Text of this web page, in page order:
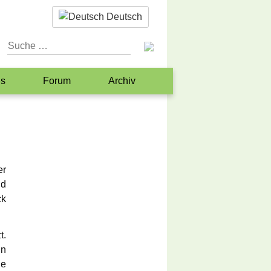
Deutsch
Forum Archiv